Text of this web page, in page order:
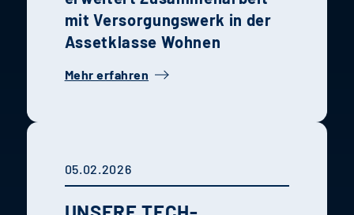
mit Versorgungswerk in der
Assetklasse Wohnen
Mehr erfahren
05.02.2026